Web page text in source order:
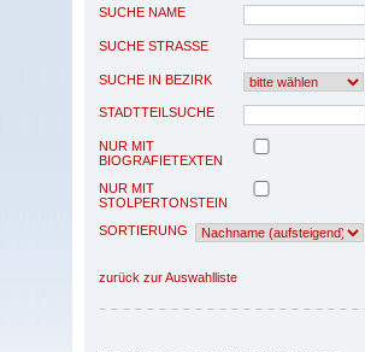
SUCHE NAME
SUCHE STRASSE
SUCHE IN BEZIRK
STADTTEILSUCHE
NUR MIT
BIOGRAFIETEXTEN
NUR MIT
STOLPERTONSTEIN
SORTIERUNG
zurück zur Auswahlliste